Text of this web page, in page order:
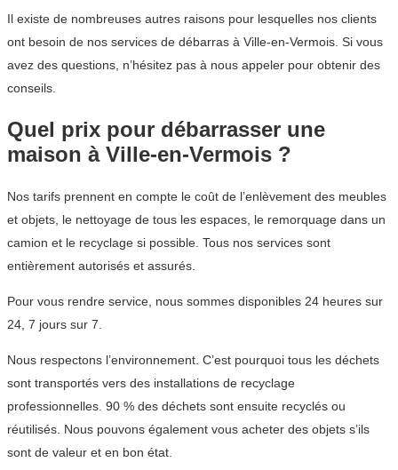
Il existe de nombreuses autres raisons pour lesquelles nos clients
ont besoin de nos services de débarras à Ville-en-Vermois. Si vous
avez des questions, n’hésitez pas à nous appeler pour obtenir des
conseils.
Quel prix pour débarrasser une
maison à Ville-en-Vermois ?
Nos tarifs prennent en compte le coût de l’enlèvement des meubles
et objets, le nettoyage de tous les espaces, le remorquage dans un
camion et le recyclage si possible. Tous nos services sont
entièrement autorisés et assurés.
Pour vous rendre service, nous sommes disponibles 24 heures sur
24, 7 jours sur 7.
Nous respectons l’environnement. C’est pourquoi tous les déchets
sont transportés vers des installations de recyclage
professionnelles. 90 % des déchets sont ensuite recyclés ou
réutilisés. Nous pouvons également vous acheter des objets s’ils
sont de valeur et en bon état.